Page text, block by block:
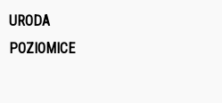
URODA
POZIOMICE